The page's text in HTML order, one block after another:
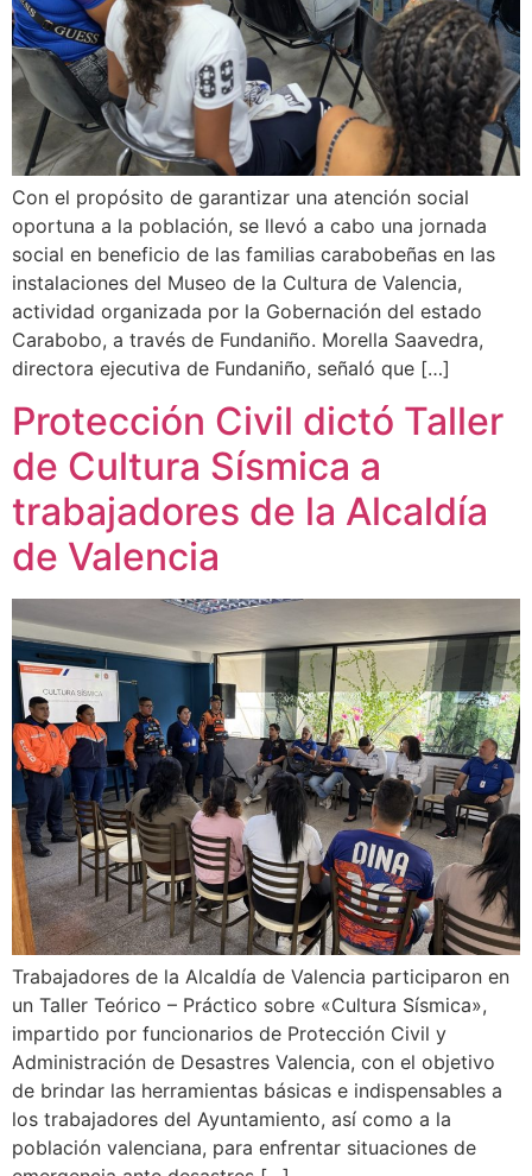
Con el propósito de garantizar una atención social
oportuna a la población, se llevó a cabo una jornada
social en beneficio de las familias carabobeñas en las
instalaciones del Museo de la Cultura de Valencia,
actividad organizada por la Gobernación del estado
Carabobo, a través de Fundaniño. Morella Saavedra,
directora ejecutiva de Fundaniño, señaló que […]
Protección Civil dictó Taller
de Cultura Sísmica a
trabajadores de la Alcaldía
de Valencia
Trabajadores de la Alcaldía de Valencia participaron en
un Taller Teórico – Práctico sobre «Cultura Sísmica»,
impartido por funcionarios de Protección Civil y
Administración de Desastres Valencia, con el objetivo
de brindar las herramientas básicas e indispensables a
los trabajadores del Ayuntamiento, así como a la
población valenciana, para enfrentar situaciones de